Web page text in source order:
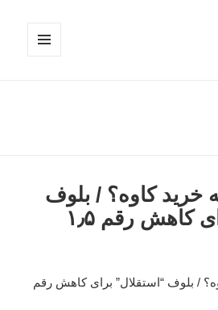
خرید کاوه؟ / بلوف
“استقلال” برای کاهش رقم ۱٫۵
/ بلوف “استقلال” برای کاهش رقم